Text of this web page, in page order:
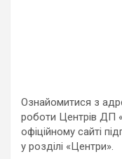
Ознайомитися з
роботи Центрів ДП
офіційному сайті
у розділі «Центри».